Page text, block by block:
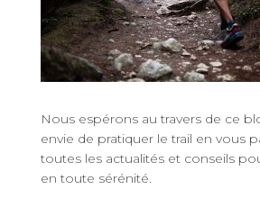
Nous espérons au travers de ce
envie de pratiquer le trail en vous
toutes les actualités et conseils
en toute sérénité.